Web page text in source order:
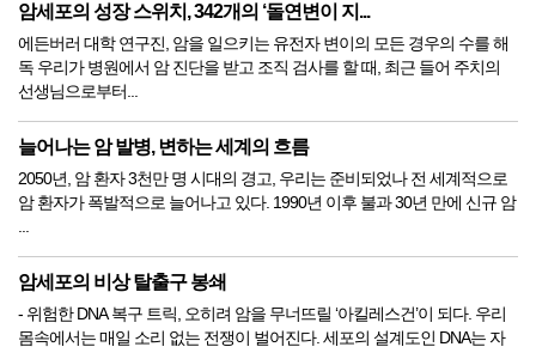
암세포의 성장 스위치, 342개의 ‘돌연변이 지...
에든버러 대학 연구진, 암을 일으키는 유전자 변이의 모든 경우의 수를 해
독 우리가 병원에서 암 진단을 받고 조직 검사를 할 때, 최근 들어 주치의
선생님으로부터...
늘어나는 암 발병, 변하는 세계의 흐름
2050년, 암 환자 3천만 명 시대의 경고, 우리는 준비되었나 전 세계적으로
암 환자가 폭발적으로 늘어나고 있다. 1990년 이후 불과 30년 만에 신규 암
암세포의 비상 탈출구 봉쇄
- 위험한 DNA 복구 트릭, 오히려 암을 무너뜨릴 ‘아킬레스건’이 되다. 우리
몸속에서는 매일 소리 없는 전쟁이 벌어진다. 세포의 설계도인 DNA는 자